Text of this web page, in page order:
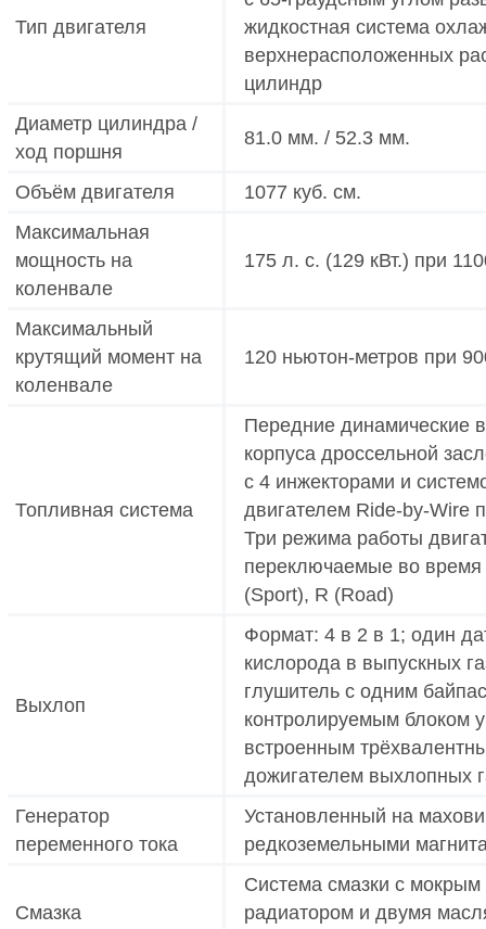
Тип двигателя
жидкостная система
верхнерасположенных
цилиндр
Диаметр цилиндра /
ход поршня
81.0 мм. / 52.3 мм.
Объём двигателя
1077 куб. см.
Максимальная
мощность на
коленвале
175 л. с. (129 кВт.) при
Максимальный
крутящий момент на
коленвале
120 ньютон-метров при
Топливная система
Передние динамические
корпуса дроссельной
с 4 инжекторами и
двигателем Ride-by-Wire
Три режима работы
переключаемые во
(Sport), R (Road)
Выхлоп
Формат: 4 в 2 в 1; один
кислорода в выпускных
глушитель с одним
контролируемым блоком
встроенным
дожигателем выхлопных
Генератор
переменного тока
Установленный на
редкоземельными
Смазка
Система смазки с
радиатором и двумя